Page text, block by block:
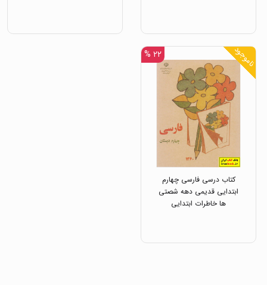
ناموجود ۲۲ %
کتاب درسی فارسی چهارم
ابتدایی قدیمی دهه شصتی
ها خاطرات ابتدایی